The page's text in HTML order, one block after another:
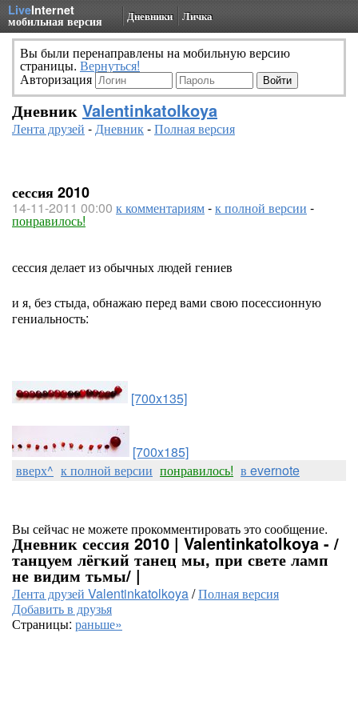
LiveInternet
мобильная версия Дневники Личка
Вы были перенаправлены на мобильную версию
страницы. Вернуться!
Авторизация
Дневник Valentinkatolkoya
Лента друзей -Дневник-Полная версия
сессия 2010
14-11-2011 00:00 к комментариям-к полной версии -
понравилось!
сессия делает из обычных людей гениев
и я, без стыда, обнажаю перед вами свою посессионную
гениальность:
[700x135]
[700x185]
вверх^ к полной версии понравилось! в evernote
Вы сейчас не можете прокомментировать это сообщение.
Дневник сессия 2010 | Valentinkatolkoya - /
танцуем лёгкий танец мы, при свете ламп
не видим тьмы/ |
Лента друзей Valentinkatolkoya/Полная версия
Добавить в друзья
Страницы: раньше»